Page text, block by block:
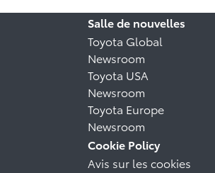
Salle de nouvelles
Toyota Global
Newsroom
Toyota USA
Newsroom
Toyota Europe
Newsroom
Cookie Policy
Avis sur les cookies